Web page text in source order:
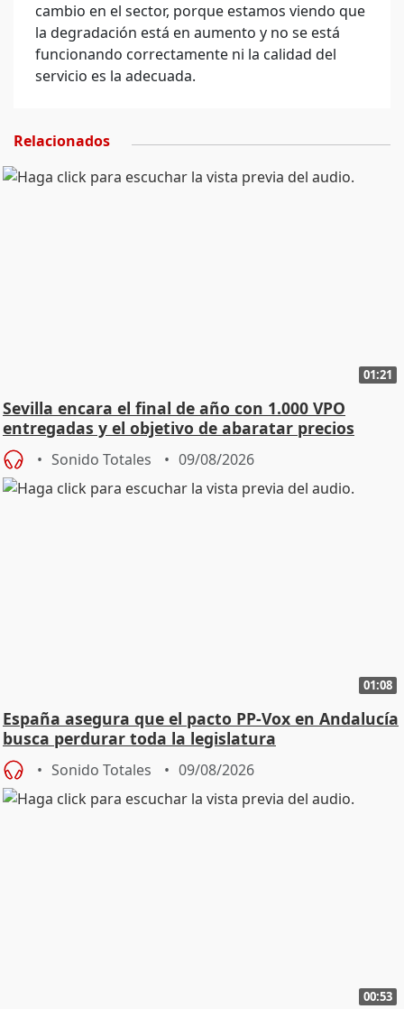
cambio en el sector, porque estamos viendo que
la degradación está en aumento y no se está
funcionando correctamente ni la calidad del
servicio es la adecuada.
Relacionados
01:21
Sevilla encara el final de año con 1.000 VPO
entregadas y el objetivo de abaratar precios
Sonido Totales 09/08/2026
01:08
España asegura que el pacto PP-Vox en Andalucía
busca perdurar toda la legislatura
Sonido Totales 09/08/2026
00:53